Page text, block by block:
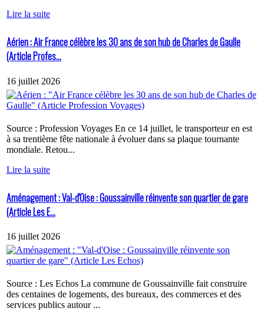
Lire la suite
Aérien : Air France célèbre les 30 ans de son hub de Charles de Gaulle
(Article Profes...
16 juillet 2026
Source : Profession Voyages En ce 14 juillet, le transporteur en est
à sa trentième fête nationale à évoluer dans sa plaque tournante
mondiale. Retou...
Lire la suite
Aménagement : Val-d'Oise : Goussainville réinvente son quartier de gare
(Article Les E...
16 juillet 2026
Source : Les Echos La commune de Goussainville fait construire
des centaines de logements, des bureaux, des commerces et des
services publics autour ...